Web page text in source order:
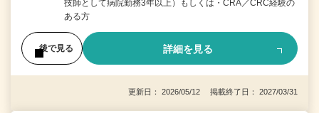
技師として病院勤務3年以上）もしくは・CRA／CRC経験の
ある方
後で見る 詳細を見る
更新日： 2026/05/12 掲載終了日： 2027/03/31